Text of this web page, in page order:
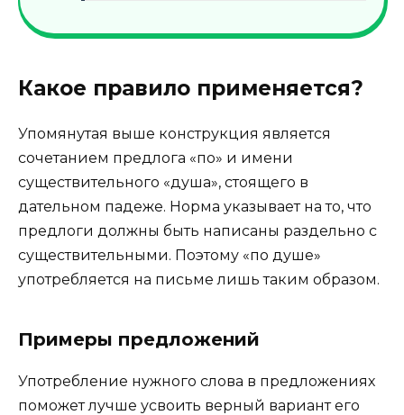
Какое правило применяется?
Упомянутая выше конструкция является
сочетанием предлога «по» и имени
существительного «душа», стоящего в
дательном падеже. Норма указывает на то, что
предлоги должны быть написаны раздельно с
существительными. Поэтому «по душе»
употребляется на письме лишь таким образом.
Примеры предложений
Употребление нужного слова в предложениях
поможет лучше усвоить верный вариант его